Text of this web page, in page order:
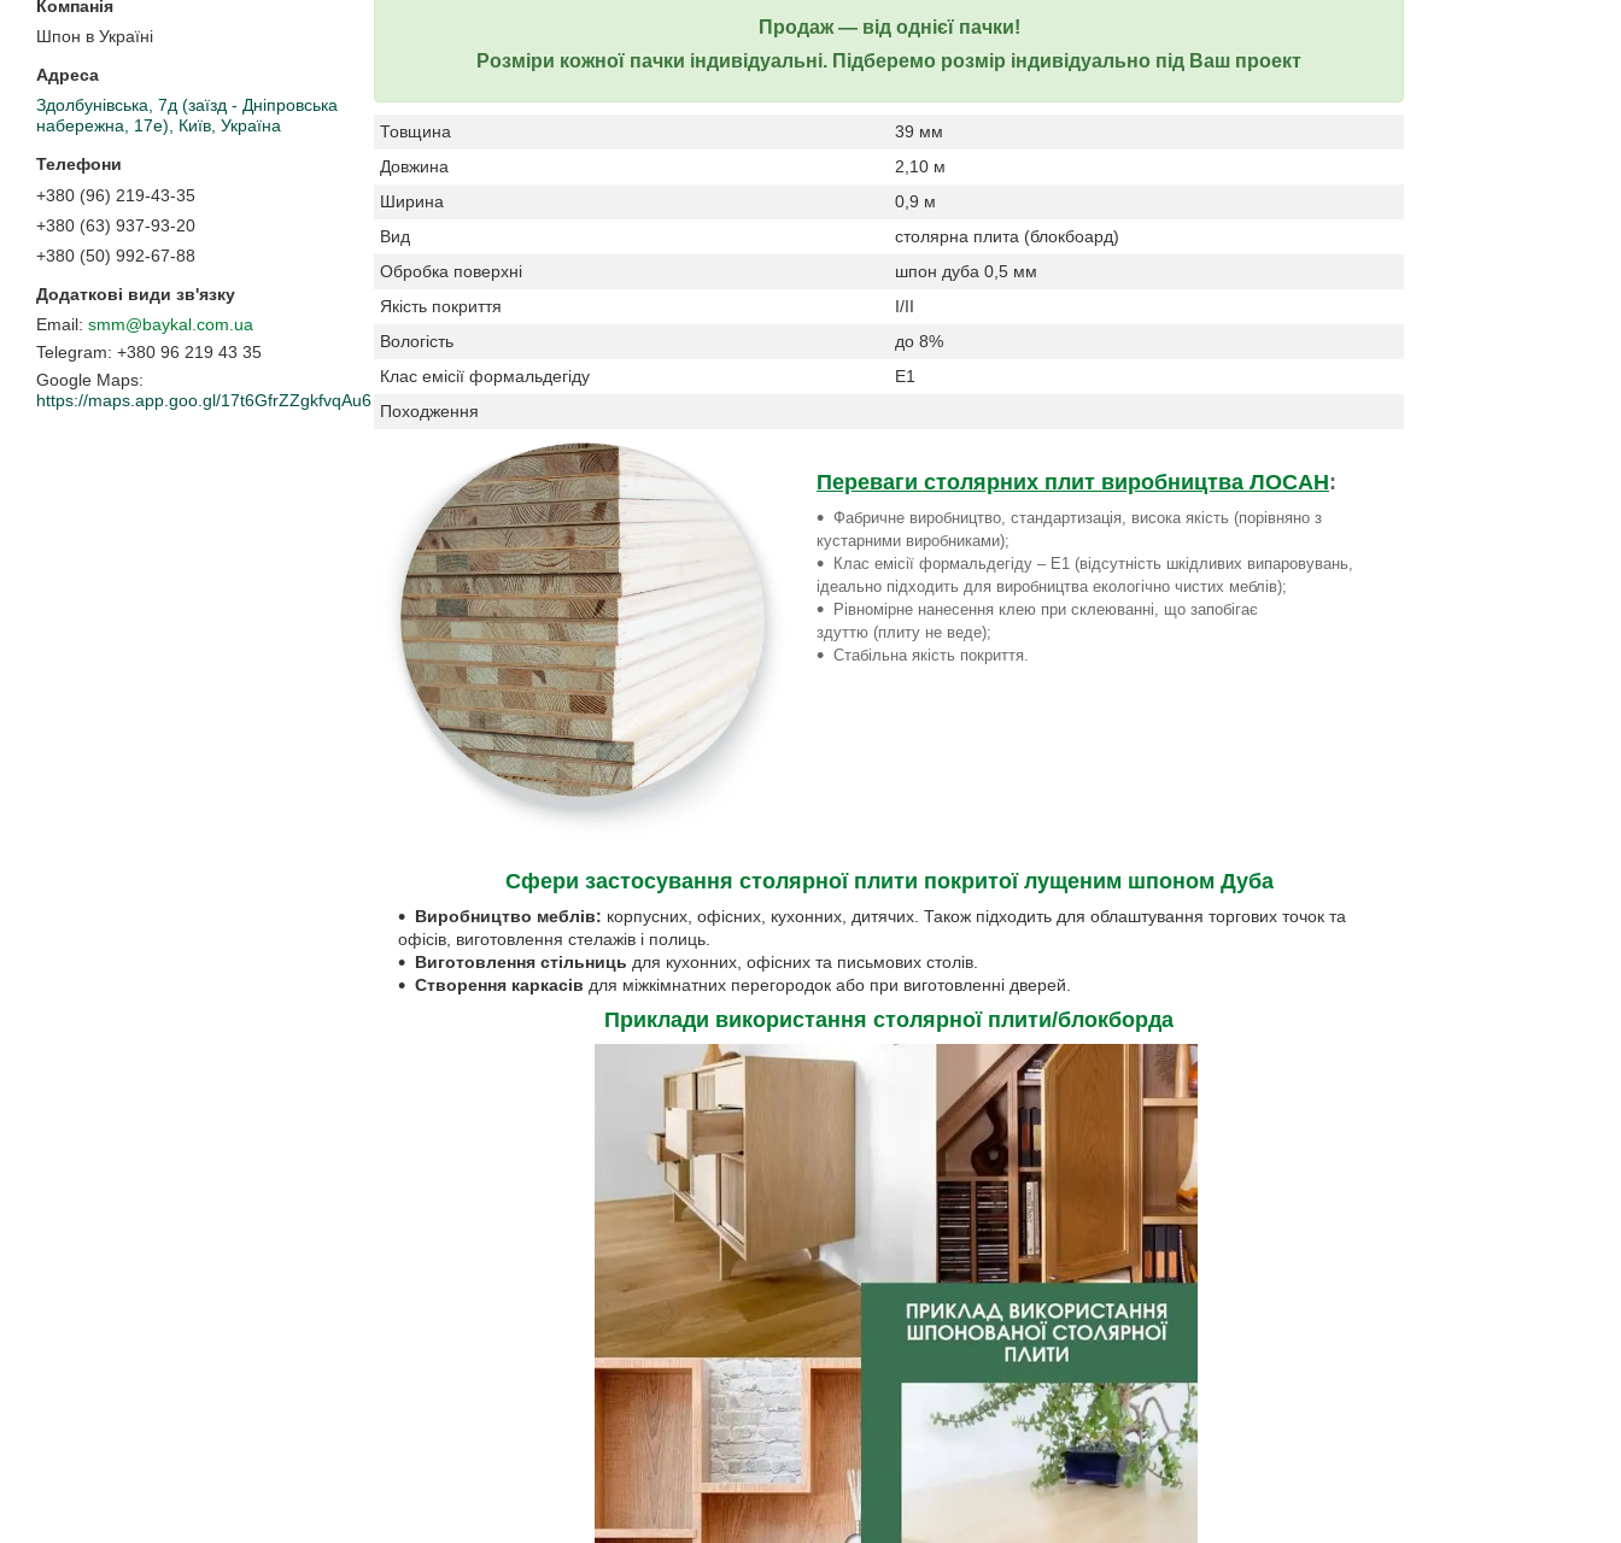
Шпон в Україні
Здолбунівська, 7д (заїзд - Дніпровська
набережна, 17е), Київ, Україна
+380 (96) 219-43-35
+380 (63) 937-93-20
+380 (50) 992-67-88
smm@baykal.com.ua
+380 96 219 43 35
Google Maps
https://maps.app.goo.gl/17t6GfrZZgkfvqAu6
Продаж ― від однієї пачки!
Розміри кожної пачки індивідуальні. Підберемо розмір індивідуально під Ваш проект
Товщина
39 мм
Довжина
2,10 м
Ширина
0,9 м
Вид
столярна плита (блокбоард)
Обробка поверхні
шпон дуба 0,5 мм
Якість покриття
I/II
Вологість
до 8%
Клас емісії формальдегіду
Е1
Походження
Переваги столярних плит виробництва ЛОСАН:
Фабричне виробництво, стандартизація, висока якість (порівняно з
кустарними виробниками);
Клас емісії формальдегіду – Е1 (відсутність шкідливих випаровувань,
ідеально підходить для виробництва екологічно чистих меблів);
Рівномірне нанесення клею при склеюванні, що запобігає
здуттю (плиту не веде);
Стабільна якість покриття.
Сфери застосування столярної плити покритої лущеним шпоном Дуба
Виробництво меблів: корпусних, офісних, кухонних, дитячих. Також підходить для облаштування торгових точок та
офісів, виготовлення стелажів і полиць.
Виготовлення стільниць для кухонних, офісних та письмових столів.
Створення каркасів для міжкімнатних перегородок або при виготовленні дверей.
Приклади використання столярної плити/блокборда